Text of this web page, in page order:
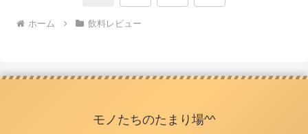
ホーム 飲料レビュー
モノたちのたまり場^^